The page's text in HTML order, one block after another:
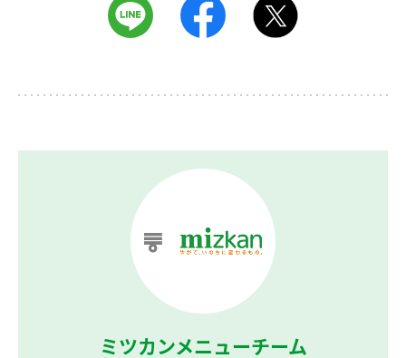
ミツカンメニューチーム